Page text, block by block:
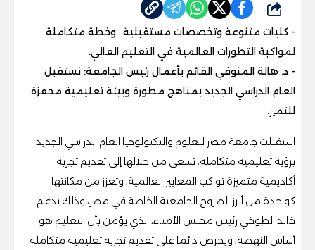
شارك
- كليات متنوعة وتخصصات مستقبلية.. وخطة متكاملة
لمواكبة التطورات العالمية في التعليم العالي.
- د. هالة المنوفي القائم بأعمال رئيس الجامعة: نستقبل
العام الدراسي الجديد بمناهج مطورة وبيئة تعليمية محفزة
للتميز.
استقبلت جامعة مصر للعلوم والتكنولوجيا العام الدراسي الجديد
برؤية تعليمية متكاملة، تسعى من خلالها إلى تقديم تجربة
أكاديمية متميزة تواكب المعايير العالمية، وتعزز من مكانتها
كواحدة من أبرز الصروح الجامعية الخاصة في مصر، وذلك بدعم
خالد الطوخي رئيس مجلس الأمناء، الذي يؤمن بأن التعليم هو
أساس النهضة، ويحرص دائما على تقديم تجربة تعليمية متكاملة